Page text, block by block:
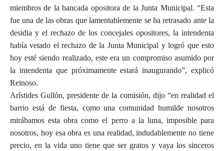
miembros de la bancada opositora de la Junta Municipal. “Esta
fue una de las obras que lamentablemente se ha retrasado ante la
desidia y el rechazo de los concejales opositores, la intendenta
había vetado el rechazo de la Junta Municipal y logró que esto
hoy esté siendo realizado, este era un compromiso asumido por
la intendenta que próximamente estará inaugurando”, explicó
Reinoso.
Arístides Gullón, presidente de la comisión, dijo “en realidad el
barrio está de fiesta, como una comunidad humilde nosotros
mirábamos esta obra como el perro a la luna, imposible para
nosotros, hoy esa obra es una realidad, indudablemente no tiene
precio, en la vida uno tiene que ser gratos y vaya los sinceros